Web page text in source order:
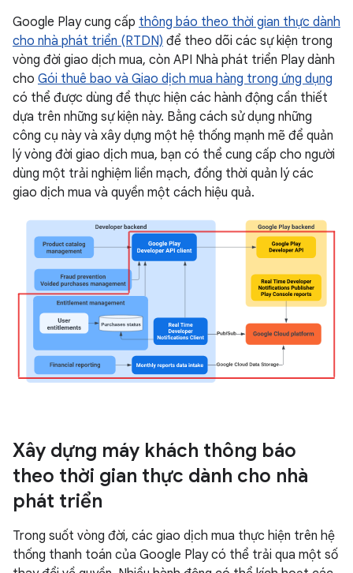
Google Play cung cấp thông báo theo thời gian thực dành
cho nhà phát triển (RTDN) để theo dõi các sự kiện trong
vòng đời giao dịch mua, còn API Nhà phát triển Play dành
cho Gói thuê bao và Giao dịch mua hàng trong ứng dụng
có thể được dùng để thực hiện các hành động cần thiết
dựa trên những sự kiện này. Bằng cách sử dụng những
công cụ này và xây dựng một hệ thống mạnh mẽ để quản
lý vòng đời giao dịch mua, bạn có thể cung cấp cho người
dùng một trải nghiệm liền mạch, đồng thời quản lý các
giao dịch mua và quyền một cách hiệu quả.
Xây dựng máy khách thông báo
theo thời gian thực dành cho nhà
phát triển
Trong suốt vòng đời, các giao dịch mua thực hiện trên hệ
thống thanh toán của Google Play có thể trải qua một số